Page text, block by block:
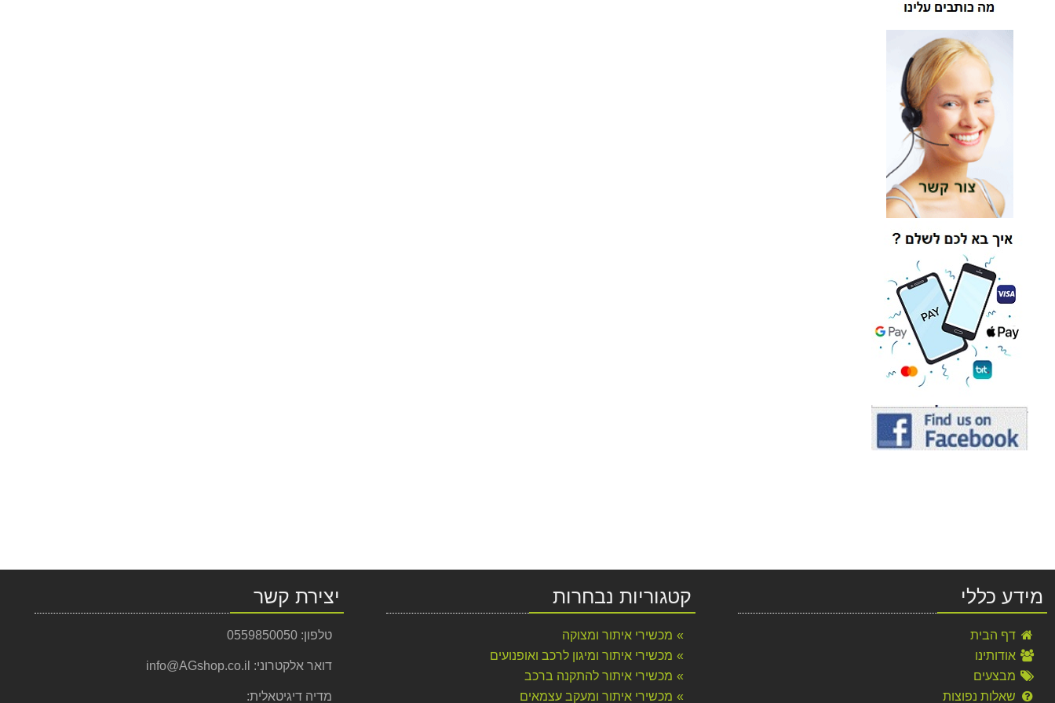
מידע כללי
דף הבית
אודותינו
מבצעים
שאלות נפוצות
קטגוריות נבחרות
מכשירי איתור ומצוקה
מכשירי איתור ומיגון לרכב ואופנועים
מכשירי איתור להתקנה ברכב
מכשירי איתור ומעקב עצמאים
יצירת קשר
טלפון: 0559850050
דואר אלקטרוני: info@AGshop.co.il
מדיה דיגיטאלית: